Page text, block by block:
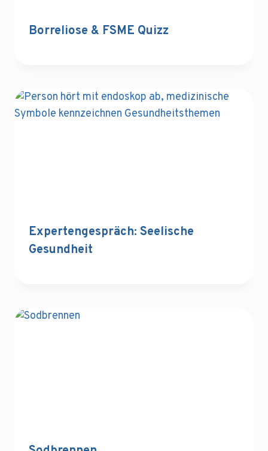
Borreliose & FSME Quizz
Expertengespräch: Seelische
Gesundheit